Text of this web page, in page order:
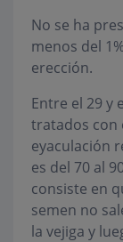
No se ha
menos del
erección.
Entre el 29 y
tratados con
eyaculación
es del 70 al
consiste en
semen no
la vejiga y